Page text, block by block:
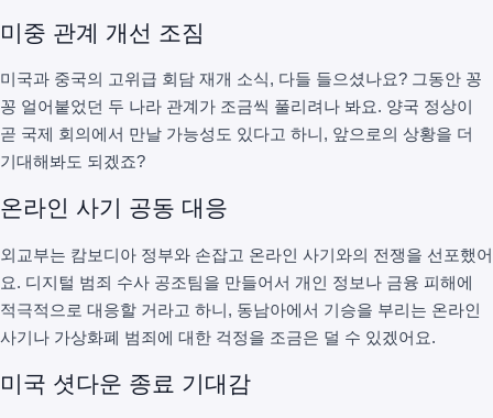
미중 관계 개선 조짐
미국과 중국의 고위급 회담 재개 소식, 다들 들으셨나요? 그동안 꽁
꽁 얼어붙었던 두 나라 관계가 조금씩 풀리려나 봐요. 양국 정상이
곧 국제 회의에서 만날 가능성도 있다고 하니, 앞으로의 상황을 더
기대해봐도 되겠죠?
온라인 사기 공동 대응
외교부는 캄보디아 정부와 손잡고 온라인 사기와의 전쟁을 선포했어
요. 디지털 범죄 수사 공조팀을 만들어서 개인 정보나 금융 피해에
적극적으로 대응할 거라고 하니, 동남아에서 기승을 부리는 온라인
사기나 가상화폐 범죄에 대한 걱정을 조금은 덜 수 있겠어요.
미국 셧다운 종료 기대감